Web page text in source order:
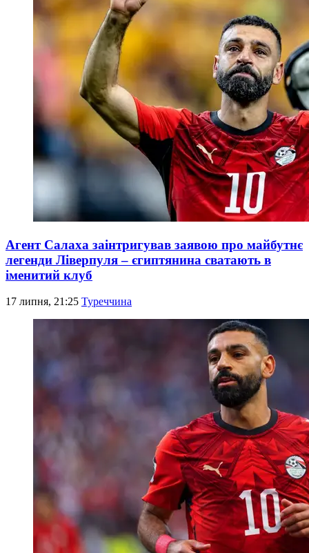
Агент Салаха заінтригував заявою про майбутнє
легенди Ліверпуля – єгиптянина сватають в
іменитий клуб
17 липня, 21:25 Туреччина